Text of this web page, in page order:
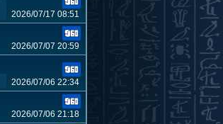
2026/07/17 08:51
2026/07/07 20:59
2026/07/06 22:34
2026/07/06 21:18